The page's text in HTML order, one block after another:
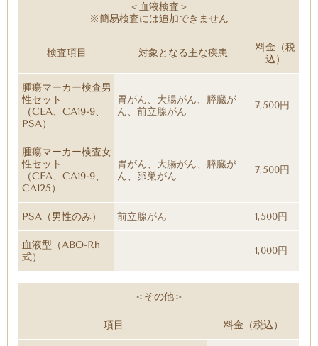
＜血液検査＞
※簡易検査には追加できません
検査項目 対象となる主な疾患
料金（税
込）
腫瘍マーカー検査男
性セット
（CEA、CA19-9、
PSA）
胃がん、大腸がん、膵臓が
ん、前立腺がん
7,500円
腫瘍マーカー検査女
性セット
（CEA、CA19-9、
CA125）
胃がん、大腸がん、膵臓が
ん、卵巣がん
7,500円
PSA（男性のみ） 前立腺がん 1,500円
血液型（ABO-Rh
式）
1,000円
＜その他＞
項目 料金（税込）